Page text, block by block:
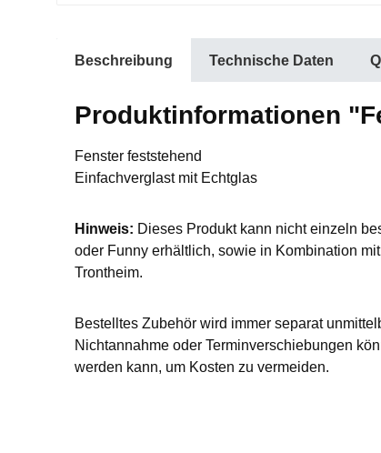
Beschreibung Technische Daten
Produktinformationen
Fenster feststehend
Einfachverglast mit Echtglas
Hinweis: Dieses Produkt kann nicht einzeln
oder Funny erhältlich, sowie in Kombination
Trontheim.
Bestelltes Zubehör wird immer separat
Nichtannahme oder Terminverschiebungen
werden kann, um Kosten zu vermeiden.